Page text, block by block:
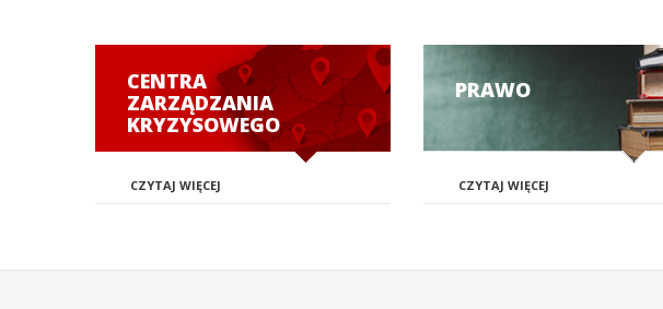
CENTRA
ZARZĄDZANIA
KRYZYSOWEGO
CZYTAJ WIĘCEJ
PRAWO
CZYTAJ WIĘCEJ